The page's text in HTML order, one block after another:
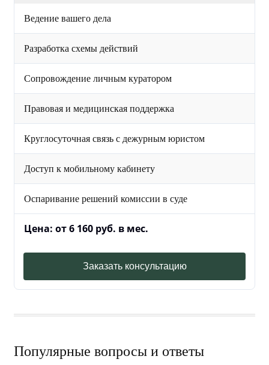
Ведение вашего дела
Разработка схемы действий
Сопровождение личным куратором
Правовая и медицинская поддержка
Круглосуточная связь с дежурным юристом
Доступ к мобильному кабинету
Оспаривание решений комиссии в суде
Цена: от 6 160 руб. в мес.
Заказать консультацию
Популярные вопросы и ответы